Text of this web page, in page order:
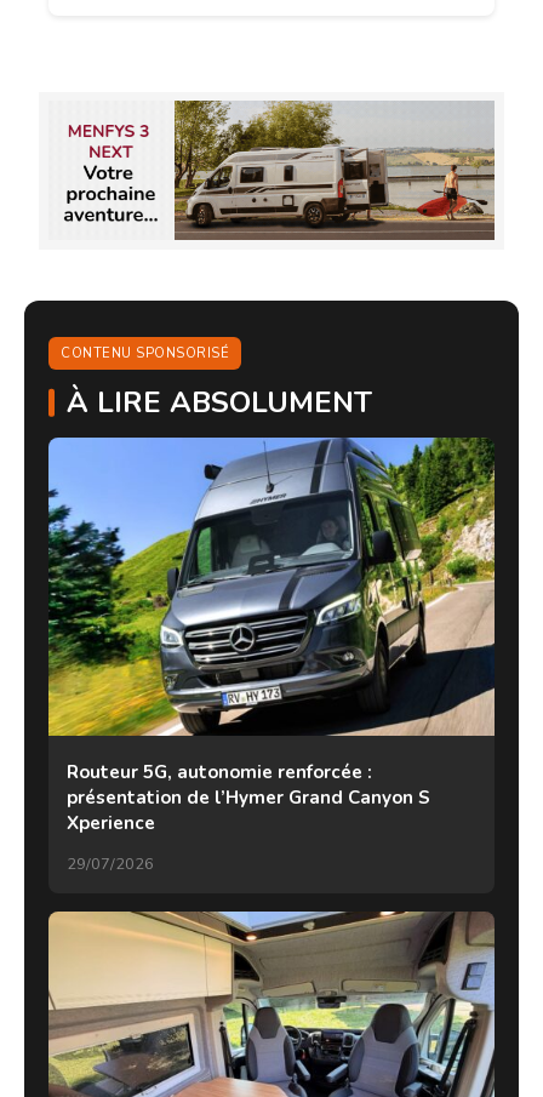
CONTENU SPONSORISÉ
À LIRE ABSOLUMENT
Routeur 5G, autonomie renforcée :
présentation de l’Hymer Grand Canyon S
Xperience
29/07/2026